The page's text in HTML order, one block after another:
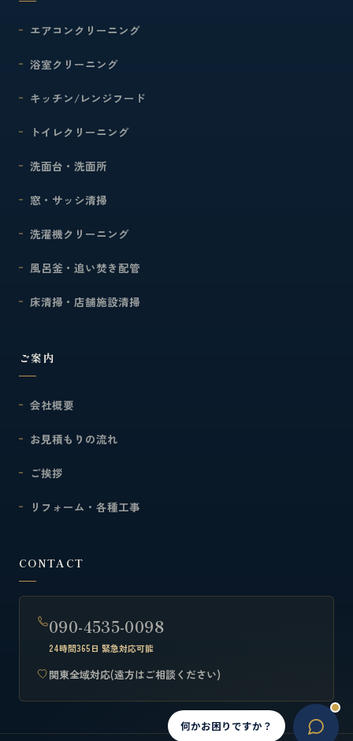
何かお困りですか？
エアコンクリーニング
浴室クリーニング
キッチン/レンジフード
トイレクリーニング
洗面台・洗面所
窓・サッシ清掃
洗濯機クリーニング
風呂釜・追い焚き配管
床清掃・店舗施設清掃
ご案内
会社概要
お見積もりの流れ
ご挨拶
リフォーム・各種工事
CONTACT
090-4535-0098
24時間365日 緊急対応可能
関東全域対応(遠方はご相談ください)